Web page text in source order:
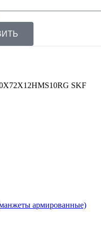
SKF
армированные)